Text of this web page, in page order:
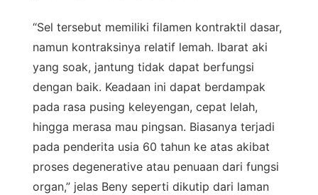
“Sel tersebut memiliki filamen kontraktil dasar,
namun kontraksinya relatif lemah. Ibarat aki
yang soak, jantung tidak dapat berfungsi
dengan baik. Keadaan ini dapat berdampak
pada rasa pusing keleyengan, cepat lelah,
hingga merasa mau pingsan. Biasanya terjadi
pada penderita usia 60 tahun ke atas akibat
proses degenerative atau penuaan dari fungsi
organ,” jelas Beny seperti dikutip dari laman